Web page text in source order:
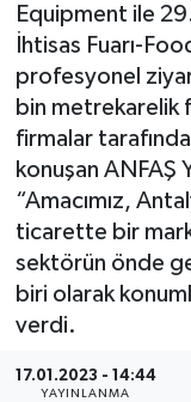
Equipment ile
İhtisas Fuarı-
profesyonel
bin metrekarelik
firmalar
konuşan ANFAŞ
“Amacımız,
ticarette bir
sektörün önde
biri olarak
verdi.
17.01.2023 - 14:44
YAYINLANMA